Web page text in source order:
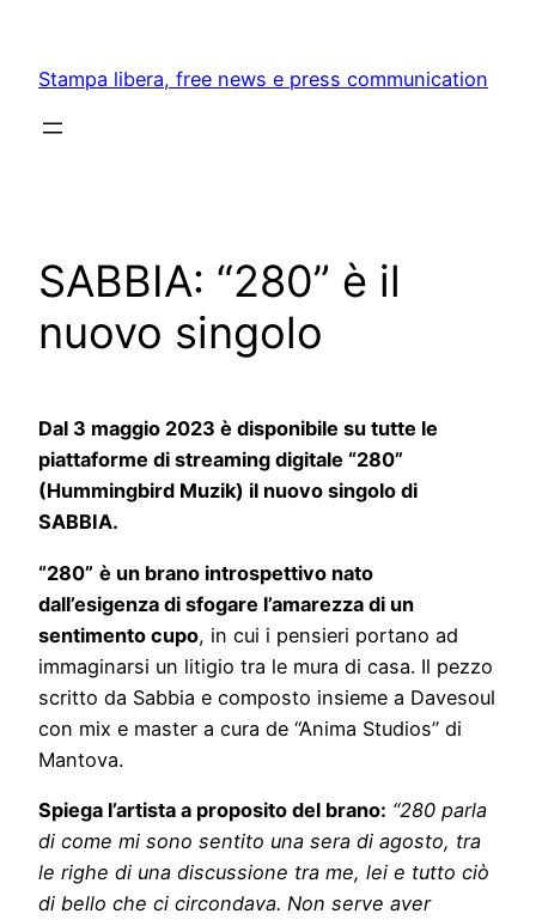
content
Stampa libera, free news e press communication
SABBIA: “280” è il
nuovo singolo
Dal 3 maggio 2023 è disponibile su tutte le
piattaforme di streaming digitale “280”
(Hummingbird Muzik) il nuovo singolo di
SABBIA.
“280” è un brano introspettivo nato
dall’esigenza di sfogare l’amarezza di un
sentimento cupo, in cui i pensieri portano ad
immaginarsi un litigio tra le mura di casa. Il pezzo
scritto da Sabbia e composto insieme a Davesoul
con mix e master a cura de “Anima Studios” di
Mantova.
Spiega l’artista a proposito del brano: “280 parla
di come mi sono sentito una sera di agosto, tra
le righe di una discussione tra me, lei e tutto ciò
di bello che ci circondava. Non serve aver